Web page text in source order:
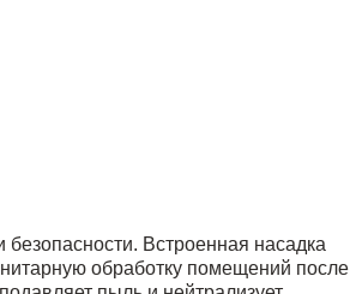
Встроенная насадка
обработку помещений после